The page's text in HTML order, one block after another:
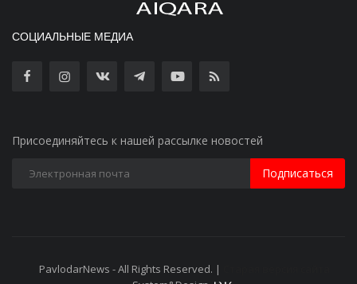
СОЦИАЛЬНЫЕ МЕДИА
Присоединяйтесь к нашей рассылке новостей
Подписаться
PavlodarNews - All Rights Reserved. |